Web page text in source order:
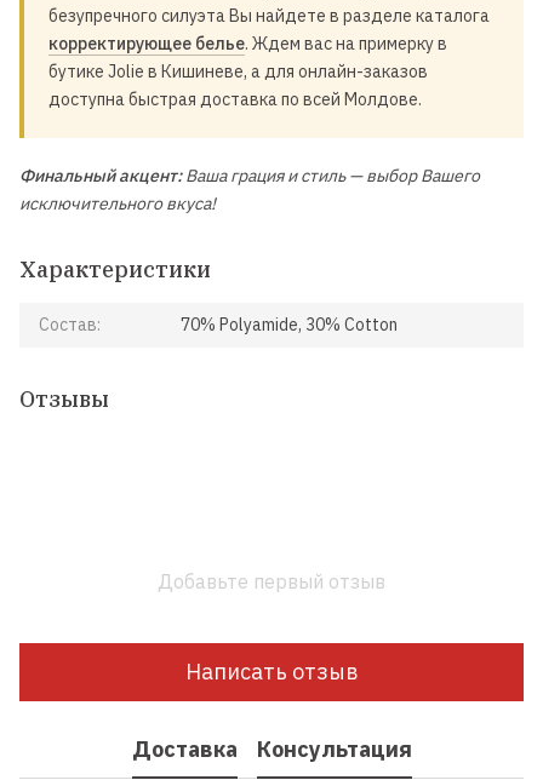
безупречного силуэта Вы найдете в разделе каталога
корректирующее белье. Ждем вас на примерку в
бутике Jolie в Кишиневе, а для онлайн-заказов
доступна быстрая доставка по всей Молдове.
Финальный акцент:Ваша грация и стиль — выбор Вашего
исключительного вкуса!
Характеристики
Состав: 70% Polyamide, 30% Cotton
Отзывы
Добавьте первый отзыв
Написать отзыв
Доставка Консультация